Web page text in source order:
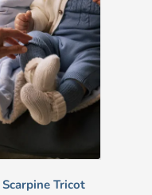
Scarpine Tricot